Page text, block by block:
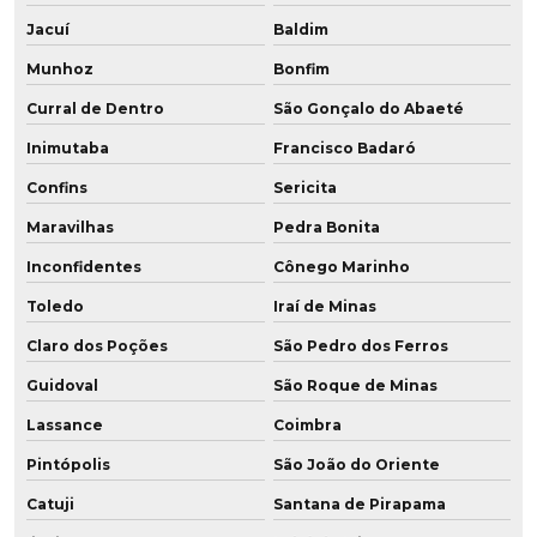
Jacuí Baldim
Munhoz Bonfim
Curral de Dentro São Gonçalo do Abaeté
Inimutaba Francisco Badaró
Confins Sericita
Maravilhas Pedra Bonita
Inconfidentes Cônego Marinho
Toledo Iraí de Minas
Claro dos Poções São Pedro dos Ferros
Guidoval São Roque de Minas
Lassance Coimbra
Pintópolis São João do Oriente
Catuji Santana de Pirapama